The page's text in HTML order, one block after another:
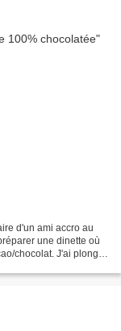
une dinette où
chocolat. J'ai plongé